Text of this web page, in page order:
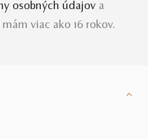
osobných údajov a
viac ako 16 rokov.